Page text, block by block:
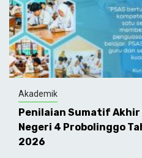
Akademik
Penilaian Sumatif Akhir
Negeri 4 Probolinggo
2026